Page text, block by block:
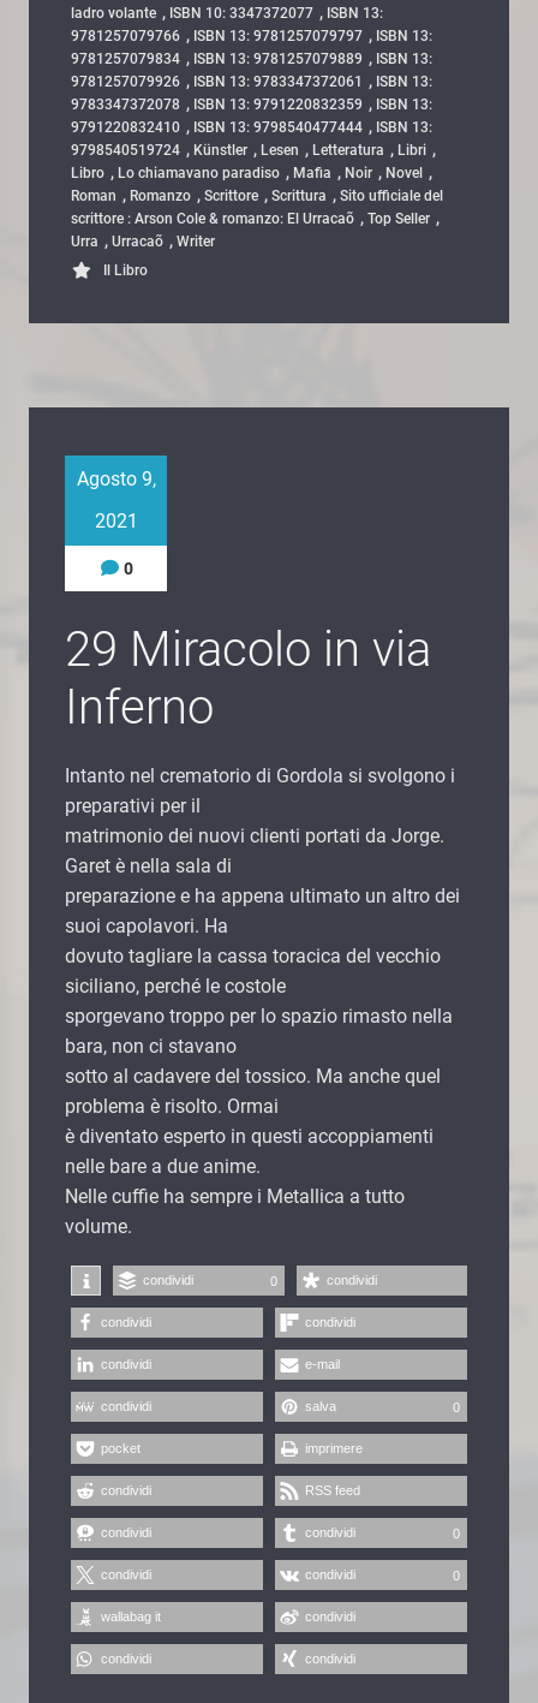
ladro volante , ISBN 10: 3347372077 , ISBN 13:
9781257079766 , ISBN 13: 9781257079797 , ISBN 13:
9781257079834 , ISBN 13: 9781257079889 , ISBN 13:
9781257079926 , ISBN 13: 9783347372061 , ISBN 13:
9783347372078 , ISBN 13: 9791220832359 , ISBN 13:
9791220832410 , ISBN 13: 9798540477444 , ISBN 13:
9798540519724 , Künstler , Lesen , Letteratura , Libri ,
Libro , Lo chiamavano paradiso , Mafia , Noir , Novel ,
Roman , Romanzo , Scrittore , Scrittura , Sito ufficiale del
scrittore : Arson Cole & romanzo: El Urracaõ , Top Seller ,
Urra , Urracaõ , Writer
Il Libro
Agosto 9,
2021
0
29 Miracolo in via
Inferno
Intanto nel crematorio di Gordola si svolgono i
preparativi per il
matrimonio dei nuovi clienti portati da Jorge.
Garet è nella sala di
preparazione e ha appena ultimato un altro dei
suoi capolavori. Ha
dovuto tagliare la cassa toracica del vecchio
siciliano, perché le costole
sporgevano troppo per lo spazio rimasto nella
bara, non ci stavano
sotto al cadavere del tossico. Ma anche quel
problema è risolto. Ormai
è diventato esperto in questi accoppiamenti
nelle bare a due anime.
Nelle cuffie ha sempre i Metallica a tutto
volume.
condividi 0 condividi
condividi condividi
condividi e-mail
condividi salva 0
pocket imprimere
condividi RSS feed
condividi condividi 0
condividi condividi 0
wallabag it condividi
condividi condividi